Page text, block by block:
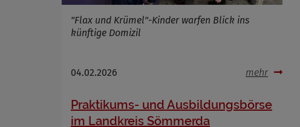
"Flax und Krümel"-Kinder warfen Blick ins
künftige Domizil
04.02.2026 mehr
Praktikums- und Ausbildungsbörse
im Landkreis Sömmerda